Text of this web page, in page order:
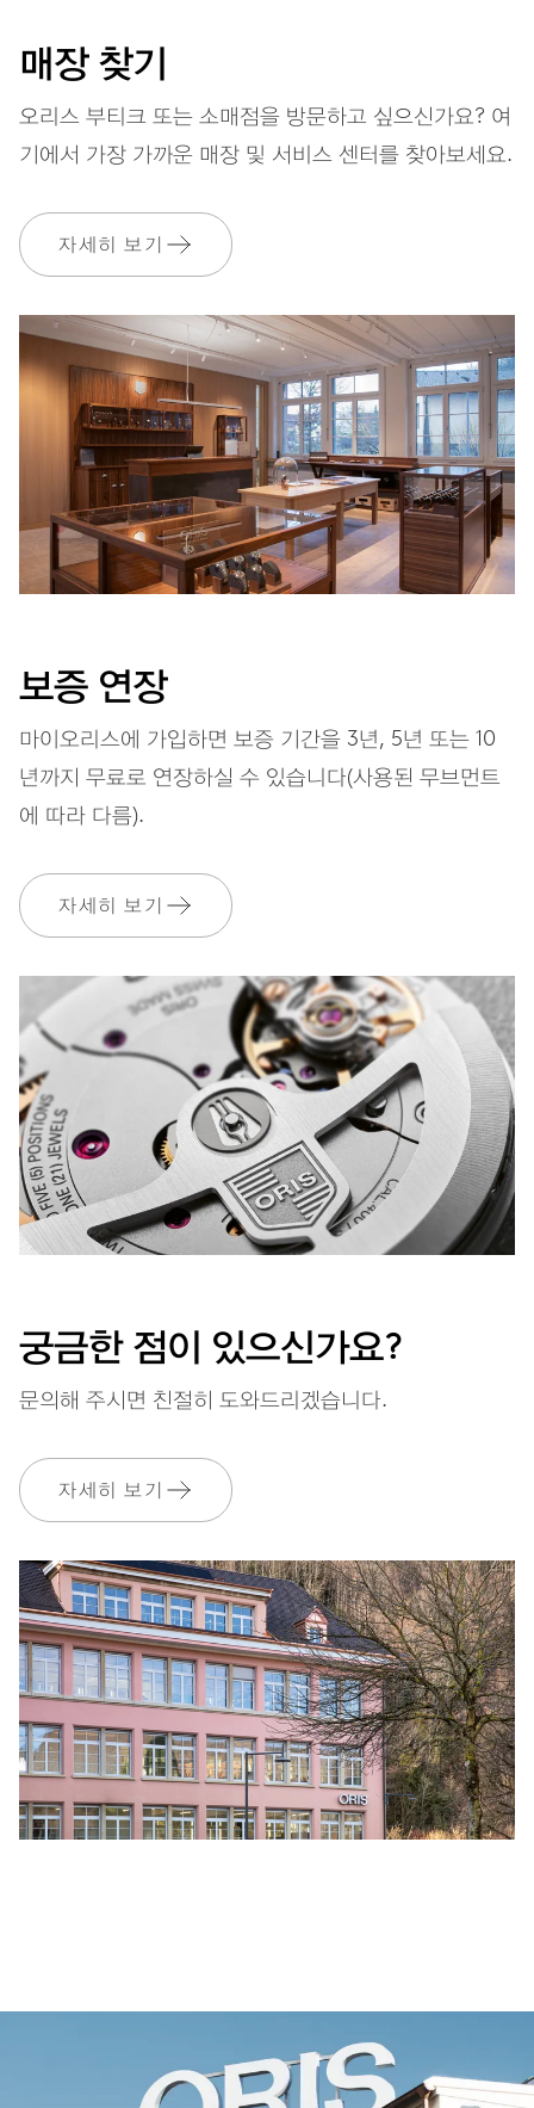
120시간
파워 리저브
캘리버
치수
와인딩
자동식 태엽 감기, 단일 방향 회전 로터
28,800 A/h, 4 Hz
스트랩 레더(가죽)
EXTRAS
보증 2 년
MyOris에 가입하고 다음과 같은 보증을 무료로 연장하세요. 10 년
MYORIS
매장 찾기
오리스 부티크 또는 소매점을 방문하고 싶으신가요? 여
기에서 가장 가까운 매장 및 서비스 센터를 찾아보세요.
자세히 보기
보증 연장
마이오리스에 가입하면 보증 기간을 3년, 5년 또는 10
년까지 무료로 연장하실 수 있습니다(사용된 무브먼트
에 따라 다름).
자세히 보기
궁금한 점이 있으신가요?
문의해 주시면 친절히 도와드리겠습니다.
자세히 보기